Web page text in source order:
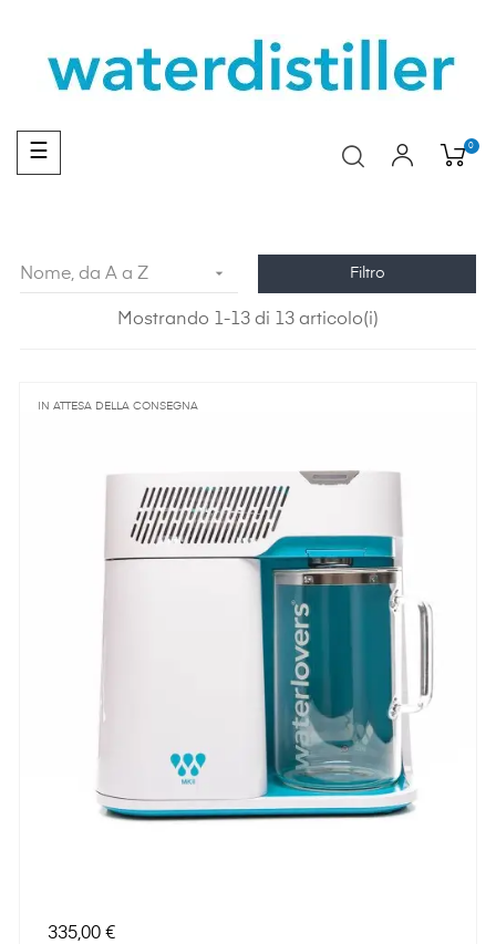
navigazione
☰ 0
Nome, da A a Z  Filtro
Mostrando 1-13 di 13 articolo(i)
IN ATTESA DELLA CONSEGNA
Prezzo
335,00 €